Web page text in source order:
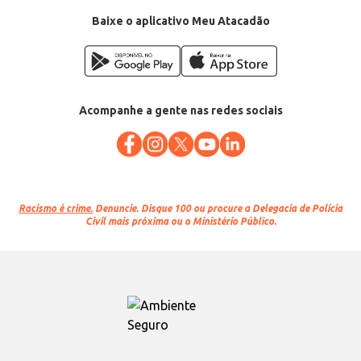
Baixe o aplicativo Meu Atacadão
Acompanhe a gente nas redes sociais
Racismo é crime. Denuncie. Disque 100 ou procure a Delegacia de Polícia
Civil mais próxima ou o Ministério Público.